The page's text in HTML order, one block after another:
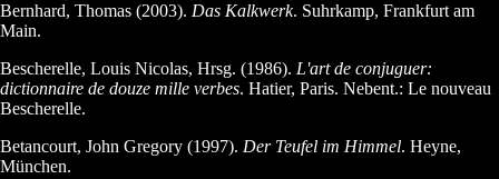
Bernhard, Thomas (2003). Das Kalkwerk. Suhrkamp, Frankfurt am
Main.
Bescherelle, Louis Nicolas, Hrsg. (1986). L'art de conjuguer:
dictionnaire de douze mille verbes. Hatier, Paris. Nebent.: Le nouveau
Bescherelle.
Betancourt, John Gregory (1997). Der Teufel im Himmel. Heyne,
München.